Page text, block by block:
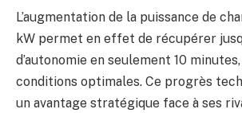
L’augmentation de la puissance de
kW permet en effet de récupérer
d’autonomie en seulement 10
conditions optimales. Ce progrès
un avantage stratégique face à ses